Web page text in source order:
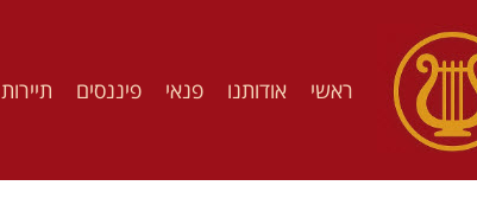
ראשי אודותנו פנאי פיננסים תיירות